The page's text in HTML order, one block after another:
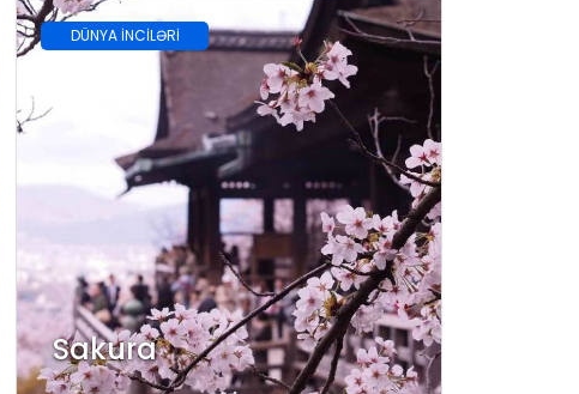
DÜNYA İNCİLƏRİ
Sakura